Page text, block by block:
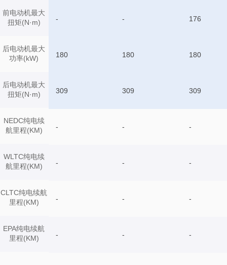
前电动机最大
扭矩(N·m)
后电动机最大
功率(kW)
后电动机最大
扭矩(N·m)
NEDC纯电续
航里程(KM)
WLTC纯电续
航里程(KM)
CLTC纯电续航
里程(KM)
EPA纯电续航
里程(KM)
- - 176
180 180 180
309 309 309
- - -
- - -
- - -
- - -